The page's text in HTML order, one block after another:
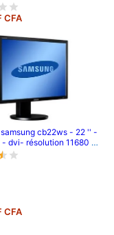
CFA
cb22ws - 22 '' -
- dvi- résolution 11680 x
CFA